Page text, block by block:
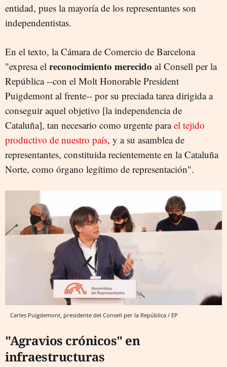
entidad, pues la mayoría de los representantes son
independentistas.
En el texto, la Cámara de Comercio de Barcelona
"expresa el reconocimiento merecido al Consell per la
República --con el Molt Honorable President
Puigdemont al frente-- por su preciada tarea dirigida a
conseguir aquel objetivo [la independencia de
Cataluña], tan necesario como urgente parael tejido
productivo de nuestro país, y a su asamblea de
representantes, constituida recientemente en la Cataluña
Norte, como órgano legítimo de representación".
Carles Puigdemont, presidente del Consell per la República / EP
"Agravios crónicos" en
infraestructuras